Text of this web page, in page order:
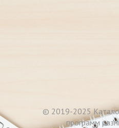
© 2019-2025
программ